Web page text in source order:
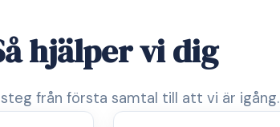
hjälper vi dig
steg från första samtal till att vi är igång.